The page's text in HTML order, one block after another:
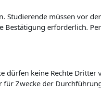
Studierende müssen vor
Bestätigung erforderlich.
keine Rechte Dritter
Zwecke der